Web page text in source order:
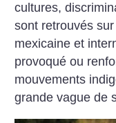
cultures,
sont retrouvés
mexicaine et
provoqué ou
mouvements
grande vague de